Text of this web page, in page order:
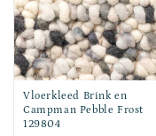
Vloerkleed Brink en
Campman Pebble Frost
129804